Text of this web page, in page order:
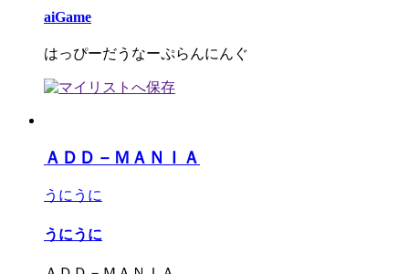
aiGame
はっぴーだうなーぷらんにんぐ
ＡＤＤ－ＭＡＮＩＡ
うにうに
うにうに